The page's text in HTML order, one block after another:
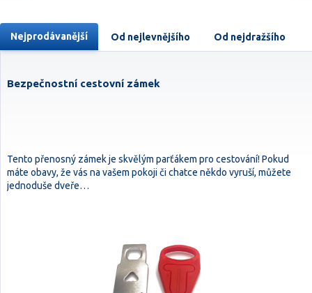
Nejprodávanější Od nejlevnějšího Od nejdražšího
Bezpečnostní cestovní zámek
Tento přenosný zámek je skvělým parťákem pro cestování! Pokud
máte obavy, že vás na vašem pokoji či chatce někdo vyruší, můžete
jednoduše dveře…